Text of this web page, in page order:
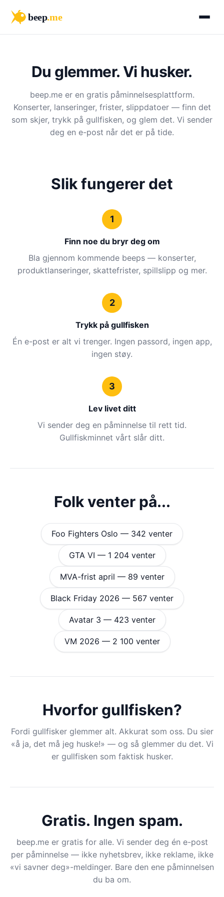
beep.me
Du glemmer. Vi husker.
beep.me er en gratis påminnelsesplattform.
Konserter, lanseringer, frister, slippdatoer — finn det
som skjer, trykk på gullfisken, og glem det. Vi sender
deg en e-post når det er på tide.
Slik fungerer det
1
Finn noe du bryr deg om
Bla gjennom kommende beeps — konserter,
produktlanseringer, skattefrister, spillslipp og mer.
2
Trykk på gullfisken
Én e-post er alt vi trenger. Ingen passord, ingen app,
ingen støy.
3
Lev livet ditt
Vi sender deg en påminnelse til rett tid.
Gullfiskminnet vårt slår ditt.
Folk venter på...
Foo Fighters Oslo — 342 venter
GTA VI — 1 204 venter
MVA-frist april — 89 venter
Black Friday 2026 — 567 venter
Avatar 3 — 423 venter
VM 2026 — 2 100 venter
Hvorfor gullfisken?
Fordi gullfisker glemmer alt. Akkurat som oss. Du sier
«å ja, det må jeg huske!» — og så glemmer du det. Vi
er gullfisken som faktisk husker.
Gratis. Ingen spam.
beep.me er gratis for alle. Vi sender deg én e-post
per påminnelse — ikke nyhetsbrev, ikke reklame, ikke
«vi savner deg»-meldinger. Bare den ene påminnelsen
du ba om.